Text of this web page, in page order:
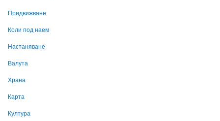
Придвижване
Коли под наем
Настаняване
Валута
Храна
Карта
Култура